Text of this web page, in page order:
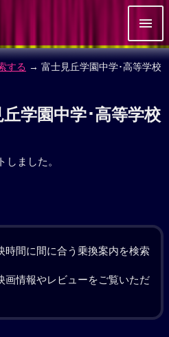
する → 富士見丘学園中学･高等学校
学園中学･高等学校
ました。
時間に間に合う乗換案内を検索
画情報やレビューをご覧いただ